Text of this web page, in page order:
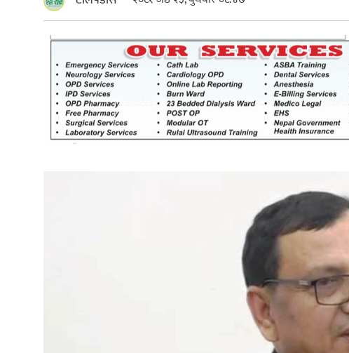
खेतीकिसानी
कर्णाली प्रदेश
सुदूरपश्चिम प्रदेश
परियोजना सकिनै लाग्दा खुल्यो वन
उद्यमीले सहुलियत ऋण लिने बाटो
उपकुलपतिद्वारा आनाकानी